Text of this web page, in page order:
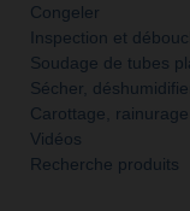
Congeler
Inspection et
Soudage de tubes
Sécher,
Carottage,
Vidéos
Recherche produits